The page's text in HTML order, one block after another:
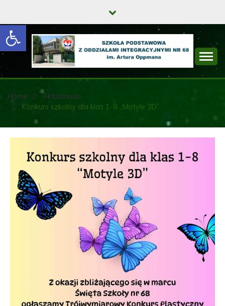
Open toolbar
content
SZKOŁA
PODSTAWOWA Z
ODDZIAŁAMI
INTEGRACYJNYMI
NR 68 IM. ARTURA
OPPMANA
Home
Aktualności
Konkurs szkolny dla klas 1-8 „Motyle 3D”